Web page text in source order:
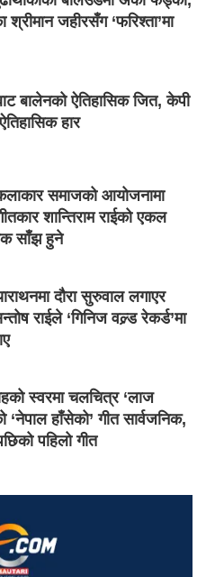
श्रीमान जहीरसँग ‘फरिश्ता’मा
बालेनको ऐतिहासिक जित, केपी
हार
समाजको आयोजनामा
शान्तिराम राईको एकल
साँझ हुने
दौरा सुरुवाल लगाएर
राईले ‘गिनिज वल्र्ड रेकर्ड’मा
स्वरमा चलचित्र ‘लाज
‘नेपाल हाँसेको’ गीत सार्वजनिक,
पहिलो गीत